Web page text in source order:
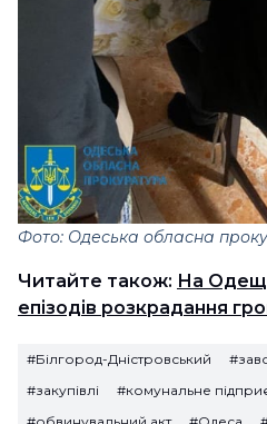
Фото: Одеська обласна
Читайте також: На
епізодів розкрадання
#Білгород-Дністровський
#закупівлі
#комунальне